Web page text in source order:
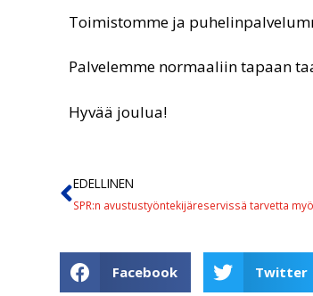
Toimistomme ja
Palvelemme normaaliin tapaan
Hyvää joulua!
EDELLINEN
SPR:n avustustyöntekijäreservissä tarvetta
Facebook Twitter